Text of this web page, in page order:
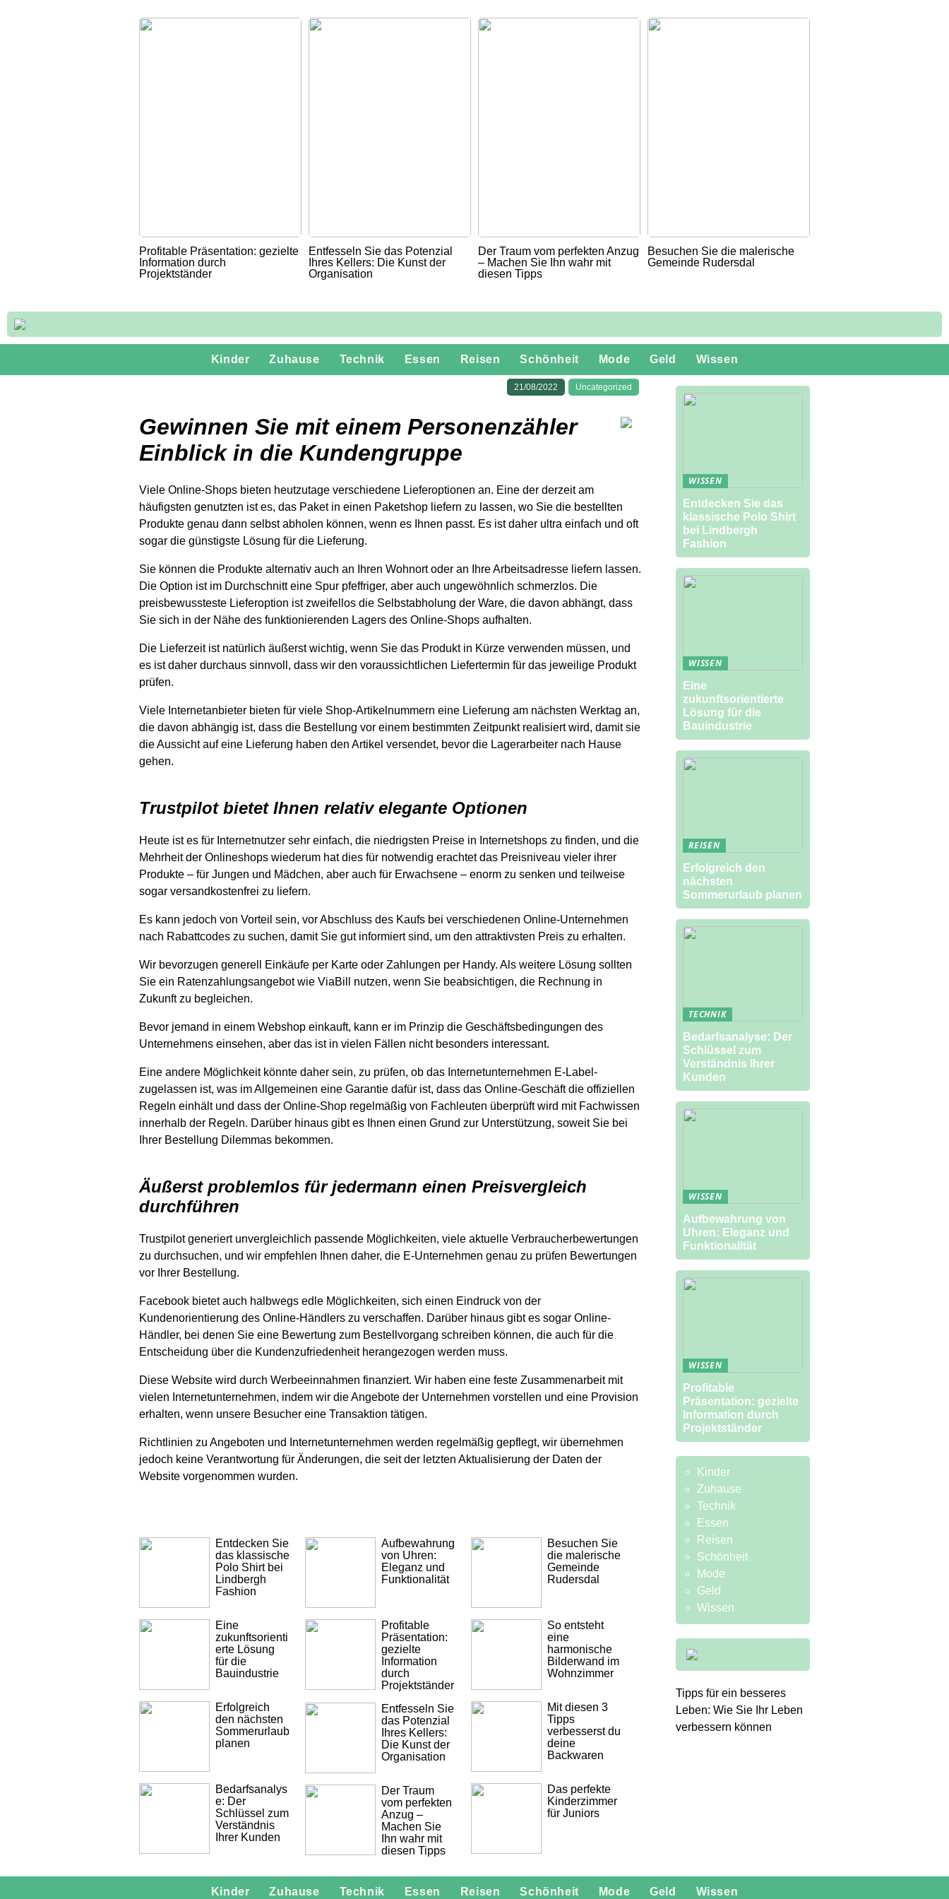
Profitable Präsentation: gezielte
Information durch
Projektständer
Entfesseln Sie das Potenzial
Ihres Kellers: Die Kunst der
Organisation
Der Traum vom perfekten Anzug
– Machen Sie Ihn wahr mit
diesen Tipps
Besuchen Sie die malerische
Gemeinde Rudersdal
Kinder Zuhause Technik Essen Reisen Schönheit Mode Geld Wissen
21/08/2022 Uncategorized
Gewinnen Sie mit einem Personenzähler
Einblick in die Kundengruppe
Viele Online-Shops bieten heutzutage verschiedene Lieferoptionen an. Eine der derzeit am
häufigsten genutzten ist es, das Paket in einen Paketshop liefern zu lassen, wo Sie die bestellten
Produkte genau dann selbst abholen können, wenn es Ihnen passt. Es ist daher ultra einfach und oft
sogar die günstigste Lösung für die Lieferung.
Sie können die Produkte alternativ auch an Ihren Wohnort oder an Ihre Arbeitsadresse liefern lassen.
Die Option ist im Durchschnitt eine Spur pfeffriger, aber auch ungewöhnlich schmerzlos. Die
preisbewussteste Lieferoption ist zweifellos die Selbstabholung der Ware, die davon abhängt, dass
Sie sich in der Nähe des funktionierenden Lagers des Online-Shops aufhalten.
Die Lieferzeit ist natürlich äußerst wichtig, wenn Sie das Produkt in Kürze verwenden müssen, und
es ist daher durchaus sinnvoll, dass wir den voraussichtlichen Liefertermin für das jeweilige Produkt
prüfen.
Viele Internetanbieter bieten für viele Shop-Artikelnummern eine Lieferung am nächsten Werktag an,
die davon abhängig ist, dass die Bestellung vor einem bestimmten Zeitpunkt realisiert wird, damit sie
die Aussicht auf eine Lieferung haben den Artikel versendet, bevor die Lagerarbeiter nach Hause
gehen.
Trustpilot bietet Ihnen relativ elegante Optionen
Heute ist es für Internetnutzer sehr einfach, die niedrigsten Preise in Internetshops zu finden, und die
Mehrheit der Onlineshops wiederum hat dies für notwendig erachtet das Preisniveau vieler ihrer
Produkte – für Jungen und Mädchen, aber auch für Erwachsene – enorm zu senken und teilweise
sogar versandkostenfrei zu liefern.
Es kann jedoch von Vorteil sein, vor Abschluss des Kaufs bei verschiedenen Online-Unternehmen
nach Rabattcodes zu suchen, damit Sie gut informiert sind, um den attraktivsten Preis zu erhalten.
Wir bevorzugen generell Einkäufe per Karte oder Zahlungen per Handy. Als weitere Lösung sollten
Sie ein Ratenzahlungsangebot wie ViaBill nutzen, wenn Sie beabsichtigen, die Rechnung in
Zukunft zu begleichen.
Bevor jemand in einem Webshop einkauft, kann er im Prinzip die Geschäftsbedingungen des
Unternehmens einsehen, aber das ist in vielen Fällen nicht besonders interessant.
Eine andere Möglichkeit könnte daher sein, zu prüfen, ob das Internetunternehmen E-Label-
zugelassen ist, was im Allgemeinen eine Garantie dafür ist, dass das Online-Geschäft die offiziellen
Regeln einhält und dass der Online-Shop regelmäßig von Fachleuten überprüft wird mit Fachwissen
innerhalb der Regeln. Darüber hinaus gibt es Ihnen einen Grund zur Unterstützung, soweit Sie bei
Ihrer Bestellung Dilemmas bekommen.
Äußerst problemlos für jedermann einen Preisvergleich
durchführen
Trustpilot generiert unvergleichlich passende Möglichkeiten, viele aktuelle Verbraucherbewertungen
zu durchsuchen, und wir empfehlen Ihnen daher, die E-Unternehmen genau zu prüfen Bewertungen
vor Ihrer Bestellung.
Facebook bietet auch halbwegs edle Möglichkeiten, sich einen Eindruck von der
Kundenorientierung des Online-Händlers zu verschaffen. Darüber hinaus gibt es sogar Online-
Händler, bei denen Sie eine Bewertung zum Bestellvorgang schreiben können, die auch für die
Entscheidung über die Kundenzufriedenheit herangezogen werden muss.
Diese Website wird durch Werbeeinnahmen finanziert. Wir haben eine feste Zusammenarbeit mit
vielen Internetunternehmen, indem wir die Angebote der Unternehmen vorstellen und eine Provision
erhalten, wenn unsere Besucher eine Transaktion tätigen.
Richtlinien zu Angeboten und Internetunternehmen werden regelmäßig gepflegt, wir übernehmen
jedoch keine Verantwortung für Änderungen, die seit der letzten Aktualisierung der Daten der
Website vorgenommen wurden.
Entdecken Sie
das klassische
Polo Shirt bei
Lindbergh
Fashion
Eine
zukunftsorienti
erte Lösung
für die
Bauindustrie
Erfolgreich
den nächsten
Sommerurlaub
planen
Bedarfsanalys
e: Der
Schlüssel zum
Verständnis
Ihrer Kunden
Aufbewahrung
von Uhren:
Eleganz und
Funktionalität
Profitable
Präsentation:
gezielte
Information
durch
Projektständer
Entfesseln Sie
das Potenzial
Ihres Kellers:
Die Kunst der
Organisation
Der Traum
vom perfekten
Anzug –
Machen Sie
Ihn wahr mit
diesen Tipps
Besuchen Sie
die malerische
Gemeinde
Rudersdal
So entsteht
eine
harmonische
Bilderwand im
Wohnzimmer
Mit diesen 3
Tipps
verbesserst du
deine
Backwaren
Das perfekte
Kinderzimmer
für Juniors
WISSEN
Entdecken Sie das
klassische Polo Shirt
bei Lindbergh
Fashion
WISSEN
Eine
zukunftsorientierte
Lösung für die
Bauindustrie
REISEN
Erfolgreich den
nächsten
Sommerurlaub planen
TECHNIK
Bedarfsanalyse: Der
Schlüssel zum
Verständnis Ihrer
Kunden
WISSEN
Aufbewahrung von
Uhren: Eleganz und
Funktionalität
WISSEN
Profitable
Präsentation: gezielte
Information durch
Projektständer
Kinder
Zuhause
Technik
Essen
Reisen
Schönheit
Mode
Geld
Wissen
Tipps für ein besseres
Leben: Wie Sie Ihr Leben
verbessern können
Kinder Zuhause Technik Essen Reisen Schönheit Mode Geld Wissen